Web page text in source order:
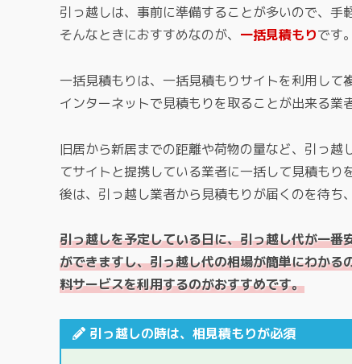
引っ越しは、事前に準備することが多いので、手
そんなときにおすすめなのが、 一括見積もりです。
一括見積もりは、一括見積もりサイトを利用して
インターネットで見積もりを取ることが出来る業
旧居から新居までの距離や荷物の量など、引っ
てサイトと提携している業者に一括して見積もり
後は、引っ越し業者から見積もりが届くのを待ち
引っ越しを予定している日に、引っ越し代が一
ができますし、引っ越し代の相場が簡単にわか
料サービスを利用するのがおすすめです。
引っ越しの時は、相見積もりが必須